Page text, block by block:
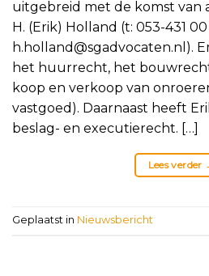
uitgebreid met de komst van
H. (Erik) Holland (t: 053-431 00
h.holland@sgadvocaten.nl).
het huurrecht, het
koop en verkoop van
vastgoed). Daarnaast heeft
beslag- en executierecht. […]
Lees verder
Geplaatst in Nieuwsbericht